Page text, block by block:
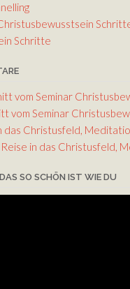
Schritte
vom Seminar
vom Seminar
das Christusfeld,
Reise in das Christusfeld,
SO SCHÖN IST WIE DU